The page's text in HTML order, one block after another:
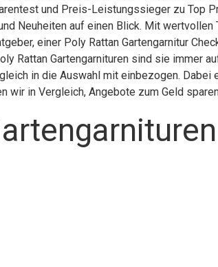
und Preis-Leistungssieger zu Top
Neuheiten auf einen Blick. Mit
einer Poly Rattan Gartengarnitur
Rattan Gartengarnituren sind sie immer
in die Auswahl mit einbezogen.
in Vergleich, Angebote zum Geld